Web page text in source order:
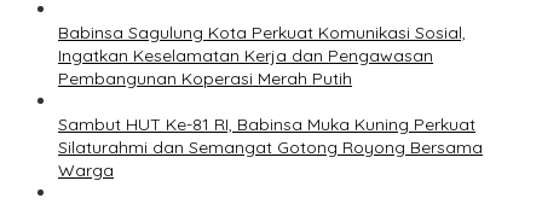
Babinsa Sagulung Kota Perkuat Komunikasi Sosial,
Ingatkan Keselamatan Kerja dan Pengawasan
Pembangunan Koperasi Merah Putih
Sambut HUT Ke-81 RI, Babinsa Muka Kuning Perkuat
Silaturahmi dan Semangat Gotong Royong Bersama
Warga